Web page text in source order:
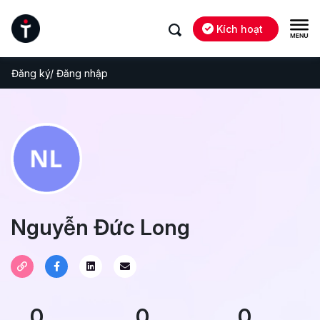
Kích hoạt
Đăng ký/ Đăng nhập
Nguyễn Đức Long